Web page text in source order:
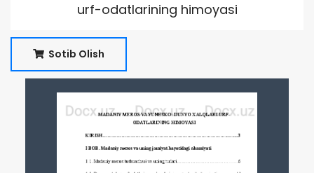
urf-odatlarining himoyasi
Sotib Olish